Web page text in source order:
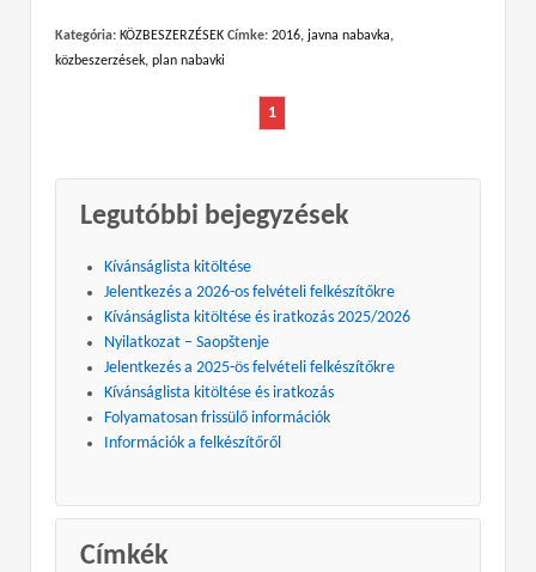
Kategória: KÖZBESZERZÉSEK Címke: 2016, javna nabavka,
közbeszerzések, plan nabavki
1
Legutóbbi bejegyzések
Kívánságlista kitöltése
Jelentkezés a 2026-os felvételi felkészítőkre
Kívánságlista kitöltése és iratkozás 2025/2026
Nyilatkozat – Saopštenje
Jelentkezés a 2025-ös felvételi felkészítőkre
Kívánságlista kitöltése és iratkozás
Folyamatosan frissülő információk
Információk a felkészítőről
Címkék